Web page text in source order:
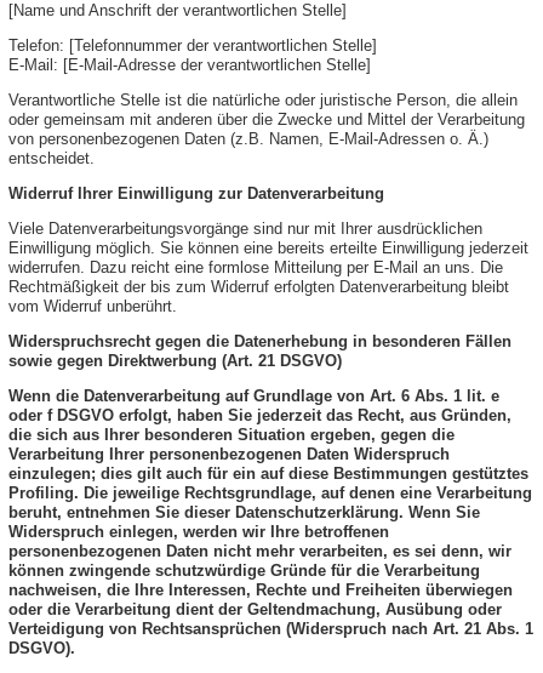
[Name und Anschrift der verantwortlichen Stelle]
Telefon: [Telefonnummer der verantwortlichen Stelle]
E-Mail: [E-Mail-Adresse der verantwortlichen Stelle]
Verantwortliche Stelle ist die natürliche oder juristische Person, die allein
oder gemeinsam mit anderen über die Zwecke und Mittel der Verarbeitung
von personenbezogenen Daten (z.B. Namen, E-Mail-Adressen o. Ä.)
entscheidet.
Widerruf Ihrer Einwilligung zur Datenverarbeitung
Viele Datenverarbeitungsvorgänge sind nur mit Ihrer ausdrücklichen
Einwilligung möglich. Sie können eine bereits erteilte Einwilligung jederzeit
widerrufen. Dazu reicht eine formlose Mitteilung per E-Mail an uns. Die
Rechtmäßigkeit der bis zum Widerruf erfolgten Datenverarbeitung bleibt
vom Widerruf unberührt.
Widerspruchsrecht gegen die Datenerhebung in besonderen Fällen
sowie gegen Direktwerbung (Art. 21 DSGVO)
Wenn die Datenverarbeitung auf Grundlage von Art. 6 Abs. 1 lit. e
oder f DSGVO erfolgt, haben Sie jederzeit das Recht, aus Gründen,
die sich aus Ihrer besonderen Situation ergeben, gegen die
Verarbeitung Ihrer personenbezogenen Daten Widerspruch
einzulegen; dies gilt auch für ein auf diese Bestimmungen gestütztes
Profiling. Die jeweilige Rechtsgrundlage, auf denen eine Verarbeitung
beruht, entnehmen Sie dieser Datenschutzerklärung. Wenn Sie
Widerspruch einlegen, werden wir Ihre betroffenen
personenbezogenen Daten nicht mehr verarbeiten, es sei denn, wir
können zwingende schutzwürdige Gründe für die Verarbeitung
nachweisen, die Ihre Interessen, Rechte und Freiheiten überwiegen
oder die Verarbeitung dient der Geltendmachung, Ausübung oder
Verteidigung von Rechtsansprüchen (Widerspruch nach Art. 21 Abs. 1
DSGVO).